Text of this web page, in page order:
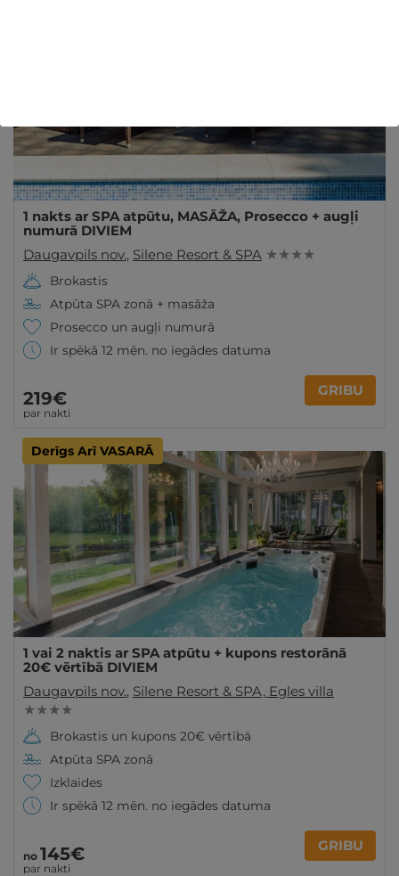
1 nakts ar SPA atpūtu, MASĀŽA, Prosecco + augļi
numurā DIVIEM
Daugavpils nov., Silene Resort & SPA ★ ★ ★ ★
Brokastis
Atpūta SPA zonā + masāža
Prosecco un augļi numurā
Ir spēkā 12 mēn. no iegādes datuma
219€
par nakti
GRIBU
Derīgs Arī VASARĀ
1 vai 2 naktis ar SPA atpūtu + kupons restorānā
20€ vērtībā DIVIEM
Daugavpils nov., Silene Resort & SPA, Egles villa
★ ★ ★ ★
Brokastis un kupons 20€ vērtībā
Atpūta SPA zonā
Izklaides
Ir spēkā 12 mēn. no iegādes datuma
no 145€
par nakti
GRIBU